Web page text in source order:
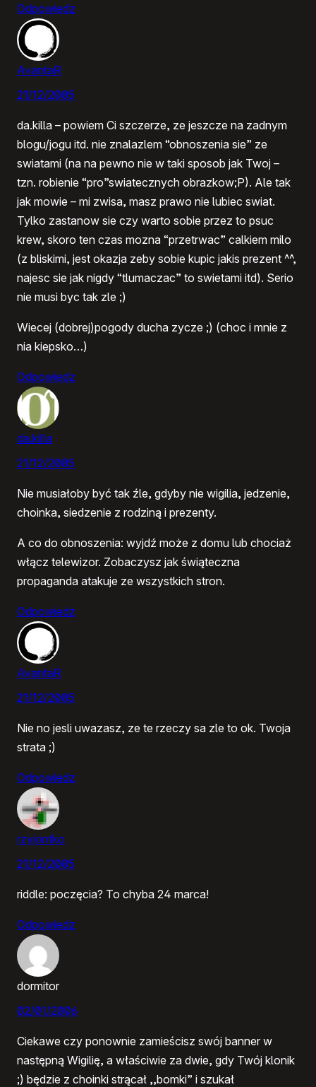
Odpowiedz
AvantaR
21/12/2005
da.killa – powiem Ci szczerze, ze jeszcze na zadnym
blogu/jogu itd. nie znalazlem “obnoszenia sie” ze
swiatami (na na pewno nie w taki sposob jak Twoj –
tzn. robienie “pro”swiatecznych obrazkow;P). Ale tak
jak mowie – mi zwisa, masz prawo nie lubiec swiat.
Tylko zastanow sie czy warto sobie przez to psuc
krew, skoro ten czas mozna “przetrwac” calkiem milo
(z bliskimi, jest okazja zeby sobie kupic jakis prezent ^^,
najesc sie jak nigdy “tlumaczac” to swietami itd). Serio
nie musi byc tak zle ;)
Wiecej (dobrej)pogody ducha zycze ;) (choc i mnie z
nia kiepsko…)
Odpowiedz
da.killa
21/12/2005
Nie musiałoby być tak źle, gdyby nie wigilia, jedzenie,
choinka, siedzenie z rodziną i prezenty.
A co do obnoszenia: wyjdź może z domu lub chociaż
włącz telewizor. Zobaczysz jak świąteczna
propaganda atakuje ze wszystkich stron.
Odpowiedz
AvantaR
21/12/2005
Nie no jesli uwazasz, ze te rzeczy sa zle to ok. Twoja
strata ;)
Odpowiedz
rzyjontko
21/12/2005
riddle: poczęcia? To chyba 24 marca!
Odpowiedz
dormitor
02/01/2006
Ciekawe czy ponownie zamieścisz swój banner w
następną Wigilię, a właściwie za dwie, gdy Twój klonik
;) będzie z choinki strącał ,,bomki” i szukał